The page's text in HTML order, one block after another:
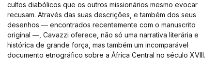
cultos diabólicos que os outros missionários mesmo evocar
recusam. Através das suas descrições, e também dos seus
desenhos — encontrados recentemente com o manuscrito
original —, Cavazzi oferece, não só uma narrativa literária e
histórica de grande força, mas também um incomparável
documento etnográfico sobre a África Central no século XVIII.